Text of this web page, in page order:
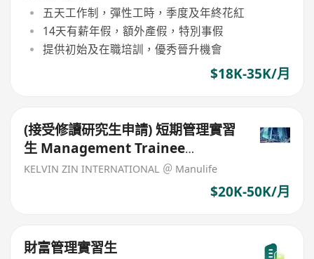
五天工作制，彈性工時，季度及年終花紅
14天有薪年假，額外產假，特別事假
提供初始及在職培訓，優秀晉升機會
$18K-35K/月
(接受修讀研究生申請) 短期管理實習
生 Management Trainee
(Finance)
KELVIN ZIN INTERNATIONAL ＠ Manulife
$20K-50K/月
財富管理實習生